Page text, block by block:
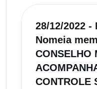
28/12/2022 -
Nomeia
CONSELHO
CONTROLE